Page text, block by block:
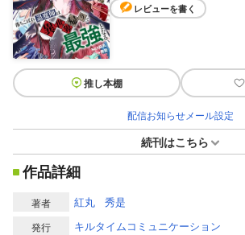
レビューを書く
推し本棚
配信お知らせメール設定
続刊はこちら
作品詳細
著者 紅丸 秀是
発行 キルタイムコミュニケーション